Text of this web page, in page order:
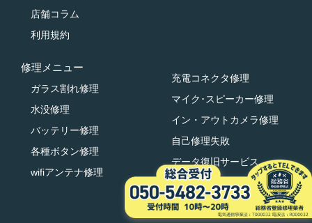
店舗コラム
利用規約
修理メニュー
ガラス割れ修理
水没修理
バッテリー修理
各種ボタン修理
wifiアンテナ修理
充電コネクタ修理
マイク･スピーカー修理
イン・アウトカメラ修理
自己修理失敗
データ復旧サービス